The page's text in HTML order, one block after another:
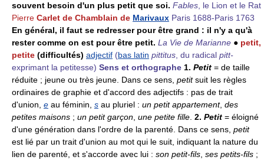
souvent besoin d'un plus petit que soi. Fables, le Lion et le Rat
Pierre Carlet de Chamblain de Marivaux Paris 1688-Paris 1763
En général, il faut se redresser pour être grand : il n'y a qu'à
rester comme on est pour être petit. La Vie de Marianne ● petit,
petite (difficultés) adjectif (bas latin pittitus, du radical pitt-
exprimant la petitesse) Sens et orthographe 1. Petit = de taille
réduite ; jeune ou très jeune. Dans ce sens, petitsuit les règles
ordinaires de graphie et d'accord des adjectifs : pas de trait
d'union, e au féminin, s au pluriel : un petit appartement, des
petites maisons ; un petit garçon, une petite fille. 2. Petit = éloigné
d'une génération dans l'ordre de la parenté. Dans ce sens, petit
est lié par un trait d'union au mot qui le suit, indiquant la nature du
lien de parenté, et s'accorde avec lui : son petit-fils, ses petits-fils ;